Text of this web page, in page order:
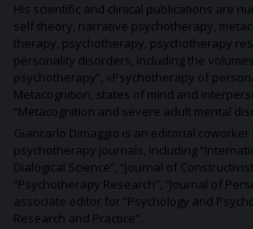
His scientific and clinical publications are
self theory, narrative psychotherapy,
therapy, psychotherapy, psychotherapy
personality disorders, including the
psychotherapy”, «Psychotherapy of
Metacognition, states of mind and
“Metacognition and severe adult mental
Giancarlo Dimaggio is an editorial
psychotherapy journals, including
Dialogical Science”, “Journal of
“Psychotherapy Research”, “Journal of
associate editor for “Psychology and
Research and Practice”.